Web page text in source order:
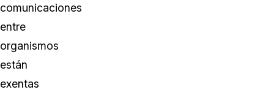
comunicaciones
entre
organismos
están
exentas